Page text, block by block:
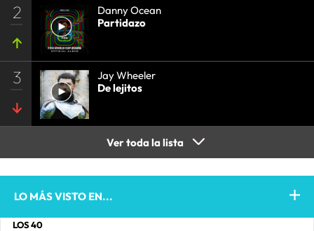
2
Danny Ocean
Partidazo
3
Jay Wheeler
De lejitos
Ver toda la lista
LO MÁS VISTO EN...
LOS 40